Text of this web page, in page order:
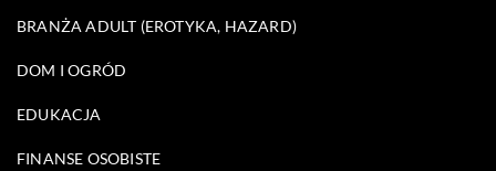
BRANŻA ADULT (EROTYKA, HAZARD)
DOM I OGRÓD
EDUKACJA
FINANSE OSOBISTE